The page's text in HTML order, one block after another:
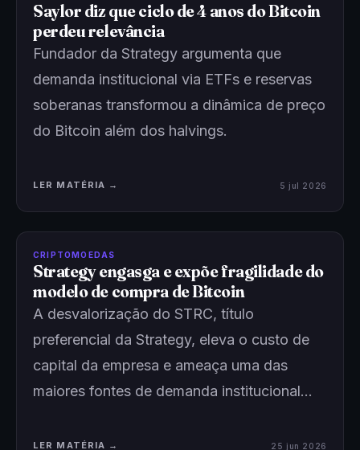
Saylor diz que ciclo de 4 anos do Bitcoin
perdeu relevância
Fundador da Strategy argumenta que
demanda institucional via ETFs e reservas
soberanas transformou a dinâmica de preço
do Bitcoin além dos halvings.
LER MATÉRIA → 5 jul 2026
CRIPTOMOEDAS
Strategy engasga e expõe fragilidade do
modelo de compra de Bitcoin
A desvalorização do STRC, título
preferencial da Strategy, eleva o custo de
capital da empresa e ameaça uma das
maiores fontes de demanda institucional…
LER MATÉRIA → 25 jun 2026